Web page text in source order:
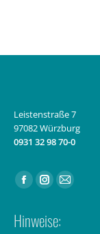
Leistenstraße 7
97082 Würzburg
0931 32 98 70-0
Finden Sie uns auf:
Facebook
opens
Instagram
opens
E-
Hinweise: